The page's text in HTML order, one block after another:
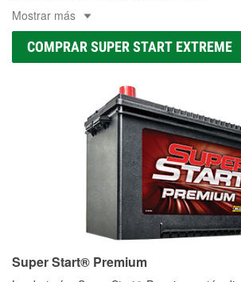
Mostrar más
COMPRAR SUPER START EXTREME
Super Start® Premium